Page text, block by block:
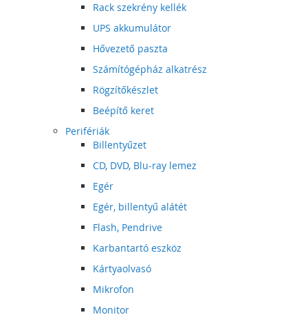
Rack szekrény kellék
UPS akkumulátor
Hővezető paszta
Számítógépház alkatrész
Rögzítőkészlet
Beépítő keret
Perifériák
Billentyűzet
CD, DVD, Blu-ray lemez
Egér
Egér, billentyű alátét
Flash, Pendrive
Karbantartó eszköz
Kártyaolvasó
Mikrofon
Monitor